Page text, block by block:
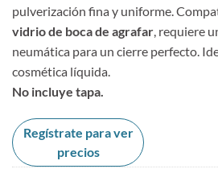
pulverización fina y uniforme.
vidrio de boca de agrafar, requiere
neumática para un cierre perfecto.
cosmética líquida.
No incluye tapa.
Regístrate para ver
precios